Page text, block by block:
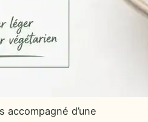
accompagné d’une